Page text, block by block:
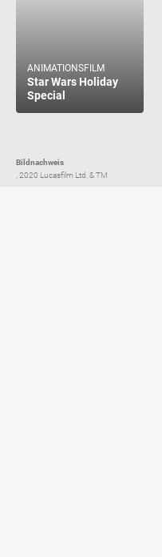
ANIMATIONSFILM
Star Wars Holiday
Special
Bildnachweis
, 2020 Lucasfilm Ltd. & TM